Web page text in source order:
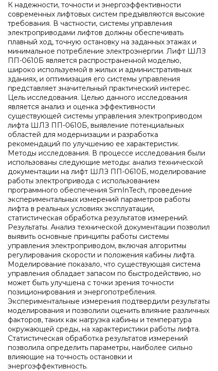
К надежности, точности и энергоэффективности
современных лифтовых систем предъявляются высокие
требования. В частности, системы управления
электроприводами лифтов должны обеспечивать
плавный ход, точную остановку на заданных этажах и
минимальное потребление электроэнергии. Лифт ШЛЗ
ПП-0610Б является распространенной моделью,
широко используемой в жилых и административных
зданиях, и оптимизация его системы управления
представляет значительный практический интерес.
Цель исследования. Целью данного исследования
является анализ и оценка эффективности
существующей системы управления электроприводом
лифта ШЛЗ ПП-0610Б, выявление потенциальных
областей для модернизации и разработка
рекомендаций по улучшению ее характеристик.
Методы исследования. В процессе исследования были
использованы следующие методы: анализ технической
документации на лифт ШЛЗ ПП-0610Б, моделирование
работы электропривода с использованием
программного обеспечения SimInTech, проведение
экспериментальных измерений параметров работы
лифта в реальных условиях эксплуатации,
статистическая обработка результатов измерений.
Результаты. Анализ технической документации позволил
выявить основные принципы работы системы
управления электроприводом, включая алгоритмы
регулирования скорости и положения кабины лифта.
Моделирование показало, что существующая система
управления обладает запасом по быстродействию, но
может быть улучшена с точки зрения точности
позиционирования и энергопотребления.
Экспериментальные измерения подтвердили результаты
моделирования и позволили оценить влияние различных
факторов, таких как нагрузка кабины и температура
окружающей среды, на характеристики работы лифта.
Статистическая обработка результатов измерений
позволила определить параметры, наиболее сильно
влияющие на точность остановки и
энергоэффективность.